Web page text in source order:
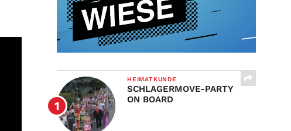
HEIMATKUNDE
SCHLAGERMOVE-PARTY
ON BOARD